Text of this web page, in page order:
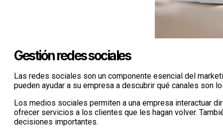
Gestión redes sociales
Las redes sociales son un componente esencial del
pueden ayudar a su empresa a descubrir qué canales son
Los medios sociales permiten a una empresa interactuar
ofrecer servicios a los clientes que les hagan volver.
decisiones importantes.